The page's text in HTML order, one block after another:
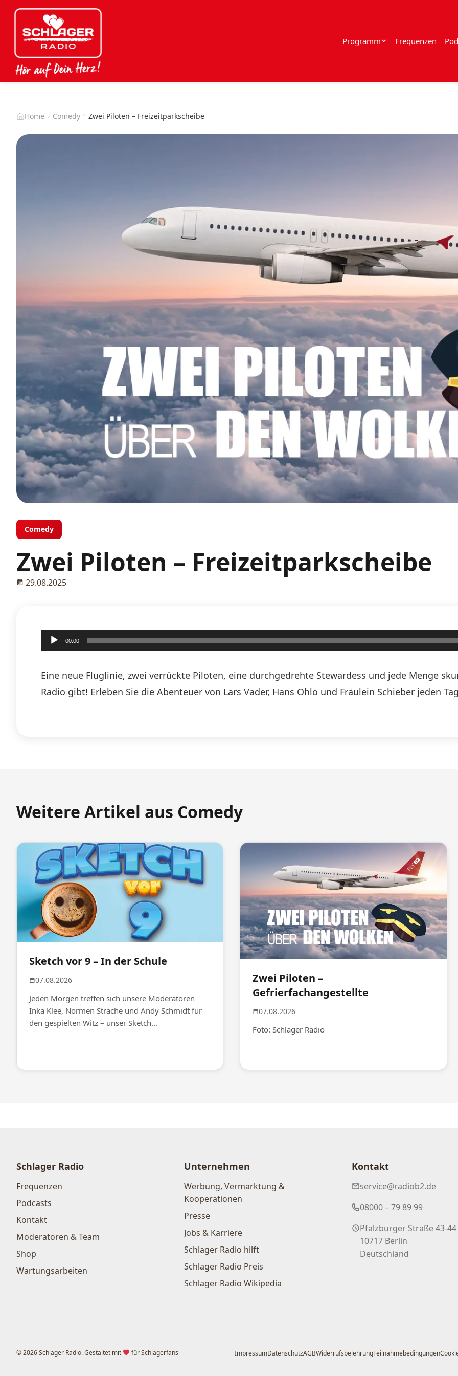
Programm Frequenzen
Home Comedy Zwei Piloten – Freizeitparkscheibe
Comedy
Zwei Piloten – Freizeitparkscheibe
29.08.2025
Audio-
Player
00:00
Eine neue Fluglinie, zwei verrückte Piloten, eine durchgedrehte Stewardess und jede Menge
Radio gibt! Erleben Sie die Abenteuer von Lars Vader, Hans Ohlo und Fräulein Schieber jeden
Weitere Artikel aus Comedy
Sketch vor 9 – In der Schule
07.08.2026
Jeden Morgen treffen sich unsere Moderatoren
Inka Klee, Normen Sträche und Andy Schmidt für
den gespielten Witz – unser Sketch...
Zwei Piloten –
Gefrierfachangestellte
07.08.2026
Foto: Schlager Radio
Schlager Radio
Frequenzen
Podcasts
Kontakt
Moderatoren & Team
Shop
Wartungsarbeiten
Unternehmen
Werbung, Vermarktung &
Kooperationen
Presse
Jobs & Karriere
Schlager Radio hilft
Schlager Radio Preis
Schlager Radio Wikipedia
Kontakt
service@radiob2.de
08000 – 79 89 99
Pfalzburger Straße 43-44
10717 Berlin
Deutschland
© 2026 Schlager Radio. Gestaltet mit für Schlagerfans ImpressumDatenschutzAGBWiderrufsbelehrungTeilnahmebedingungen